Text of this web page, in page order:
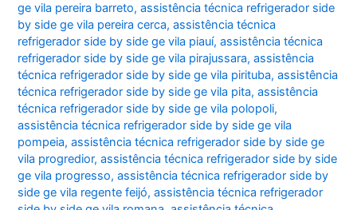
ge vila pereira barreto,assistência técnica refrigerador side
by side ge vila pereira cerca,assistência técnica
refrigerador side by side ge vila piauí,assistência técnica
refrigerador side by side ge vila pirajussara,assistência
técnica refrigerador side by side ge vila pirituba,assistência
técnica refrigerador side by side ge vila pita,assistência
técnica refrigerador side by side ge vila polopoli,
assistência técnica refrigerador side by side ge vila
pompeia,assistência técnica refrigerador side by side ge
vila progredior,assistência técnica refrigerador side by side
ge vila progresso,assistência técnica refrigerador side by
side ge vila regente feijó,assistência técnica refrigerador